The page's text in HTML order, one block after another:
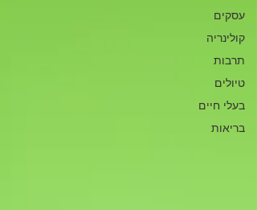
עסקים
קולינריה
תרבות
טיולים
בעלי חיים
בריאות